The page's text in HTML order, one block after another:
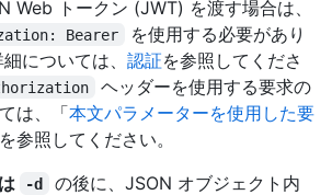
Web トークン (JWT) を渡す場合は、
Bearer
を使用する必要があり
については、 認証を参照してくださ
ヘッダーを使用する要求の
は、「本文パラメーターを使用した要
参照してください。
-d
の後に、JSON オブジェクト内